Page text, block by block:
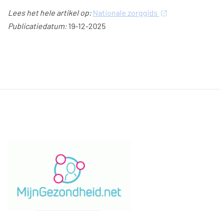
Lees het hele artikel op: Nationale zorggids
Publicatiedatum:19-12-2025